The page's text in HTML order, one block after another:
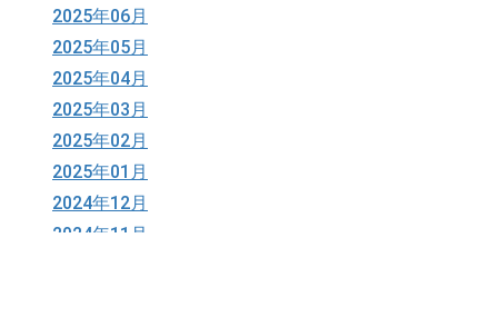
2025年06月
2025年05月
2025年04月
2025年03月
2025年02月
2025年01月
2024年12月
2024年11月